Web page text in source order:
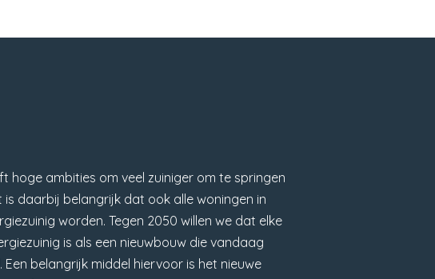
hoge ambities om veel zuiniger om te springen
is daarbij belangrijk dat ook alle woningen in
worden. Tegen 2050 willen we dat elke
is als een nieuwbouw die vandaag
belangrijk middel hiervoor is het nieuwe